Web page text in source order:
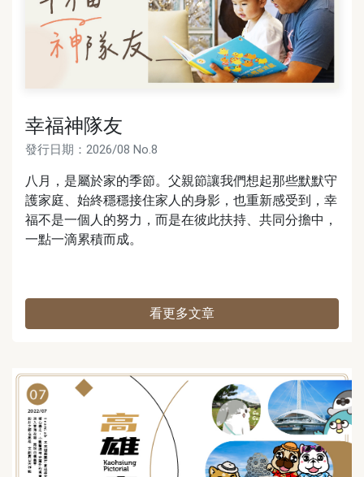
幸福神隊友
發行日期：2026/08 No.8
八月，是屬於家的季節。父親節讓我們想起那些默默守
護家庭、始終穩穩接住家人的身影，也重新感受到，幸
福不是一個人的努力，而是在彼此扶持、共同分擔中，
一點一滴累積而成。
看更多文章